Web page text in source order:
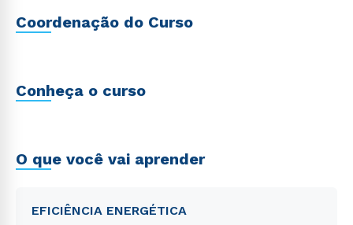
Coordenação do Curso
Conheça o curso
O que você vai aprender
EFICIÊNCIA ENERGÉTICA